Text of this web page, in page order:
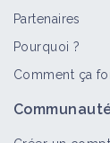
Partenaires
Pourquoi ?
Comment ça